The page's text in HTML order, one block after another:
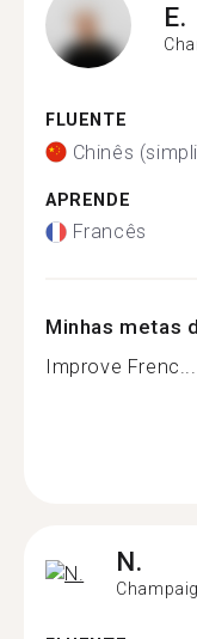
E.
FLUENTE
Chinês
APRENDE
Francês
Minhas metas
Improve Frenc...
N.